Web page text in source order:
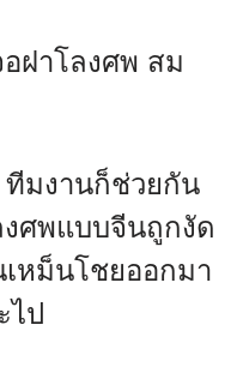
ฝาโลงศพ สม
มงานก็ช่วยกัน
งศพแบบจีนถูกงัด
หม็นโชยออกมา
ไป